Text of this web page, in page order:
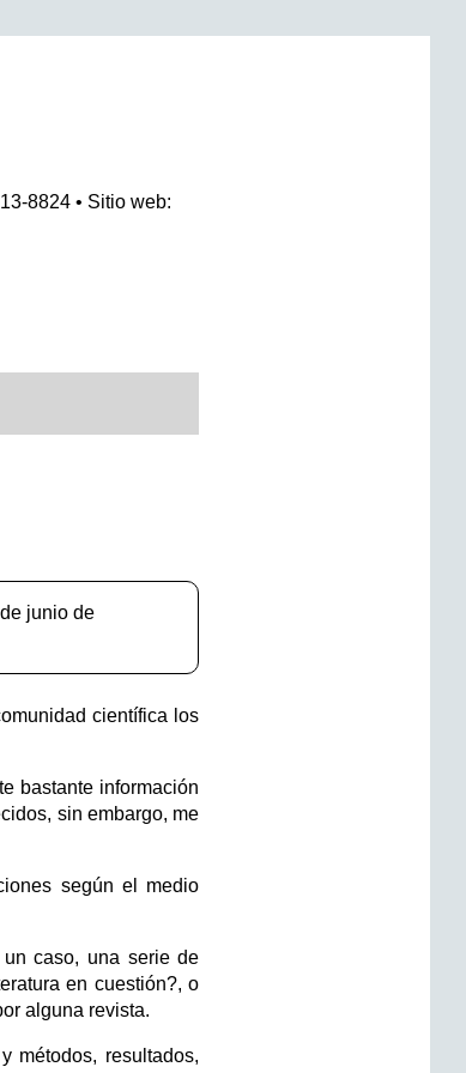
8824 • Sitio web:
junio de
científica los
bastante información
sin embargo, me
según el medio
caso, una serie de
en cuestión?, o
alguna revista.
métodos, resultados,